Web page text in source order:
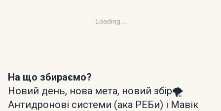
Loading...
На що збираємо?
Новий день, нова мета, новий збір🌪️
Антидронові системи (ака РЕБи) і Мавік